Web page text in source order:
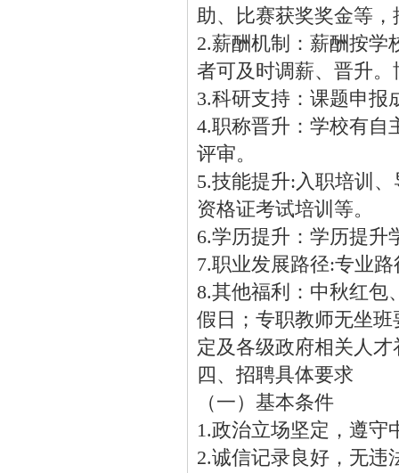
助、比赛获奖奖金等
2.薪酬机制：薪酬按学
者可及时调薪、晋升
3.科研支持：课题申报
4.职称晋升：学校有自
评审。
5.技能提升:入职培训
资格证考试培训等。
6.学历提升：学历提升
7.职业发展路径:专业
8.其他福利：中秋红包
假日；专职教师无坐
定及各级政府相关人才
四、招聘具体要求
（一）基本条件
1.政治立场坚定，遵守
2.诚信记录良好，无违